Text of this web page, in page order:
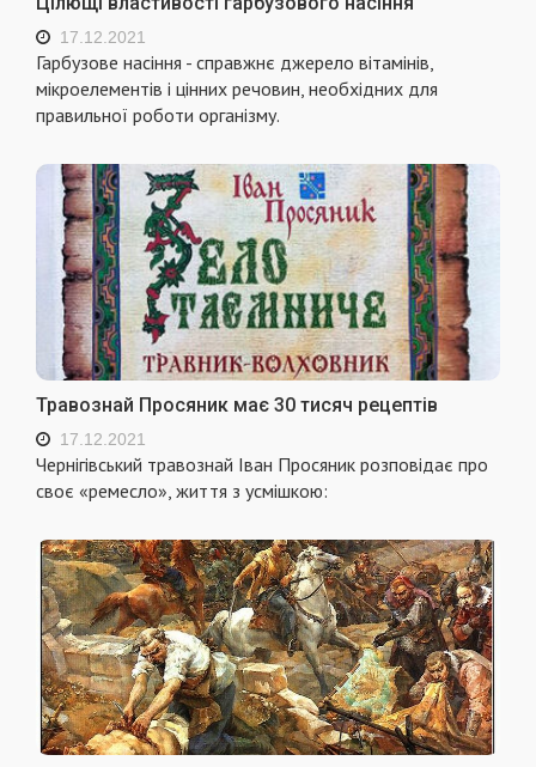
17.12.2021
Гарбузове насіння - справжнє джерело вітамінів,
мікроелементів і цінних речовин, необхідних для
правильної роботи організму.
Травознай Просяник має 30 тисяч рецептів
17.12.2021
Чернігівський травознай Іван Просяник розповідає про
своє «ремесло», життя з усмішкою: